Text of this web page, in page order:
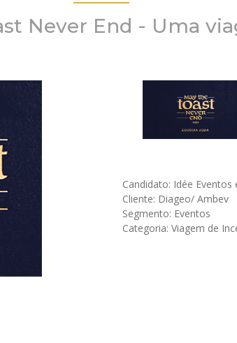
Never End - Uma
Candidato: Idée Eventos
Cliente: Diageo/ Ambev
Segmento: Eventos
Categoria: Viagem de